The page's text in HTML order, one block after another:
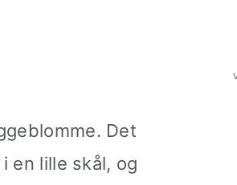
Det
en lille skål, og